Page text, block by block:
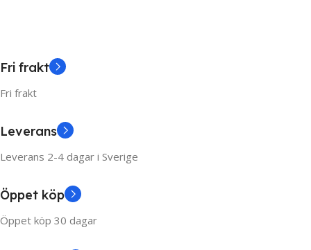
Fri frakt
Fri frakt
Leverans
Leverans 2-4 dagar i Sverige
Öppet köp
Öppet köp 30 dagar